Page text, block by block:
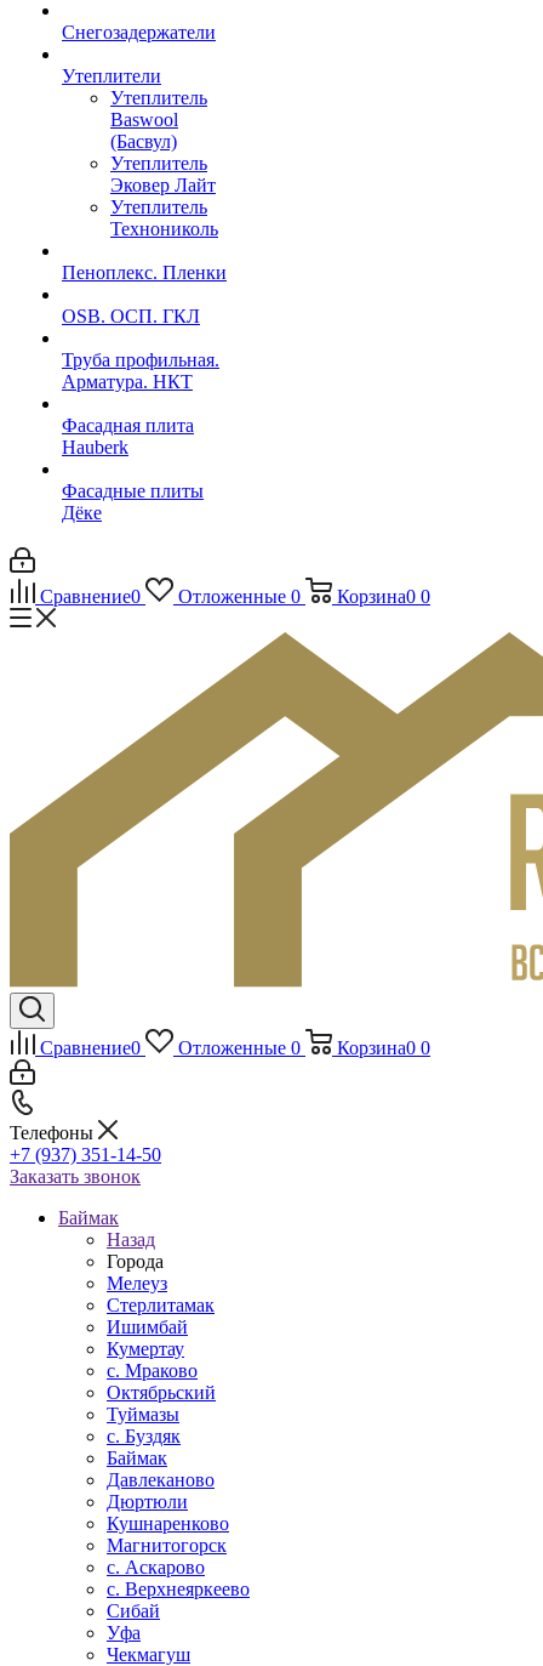
Снегозадержатели
Утеплители
Утеплитель
Baswool
(Басвул)
Утеплитель
Эковер Лайт
Утеплитель
Технониколь
Пеноплекс. Пленки
OSB. ОСП. ГКЛ
Труба профильная.
Арматура. НКТ
Фасадная плита
Hauberk
Фасадные плиты
Дёке
Сравнение0 Отложенные 0 Корзина0 0
Сравнение0 Отложенные 0 Корзина0 0
Телефоны
+7 (937) 351-14-50
Заказать звонок
Баймак
Назад
Города
Мелеуз
Стерлитамак
Ишимбай
Кумертау
c. Мраково
Октябрьский
Туймазы
c. Буздяк
Баймак
Давлеканово
Дюртюли
Кушнаренково
Магнитогорск
с. Аскарово
с. Верхнеяркеево
Сибай
Уфа
Чекмагуш